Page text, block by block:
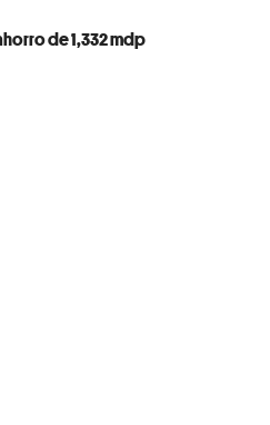
de 1,332 mdp